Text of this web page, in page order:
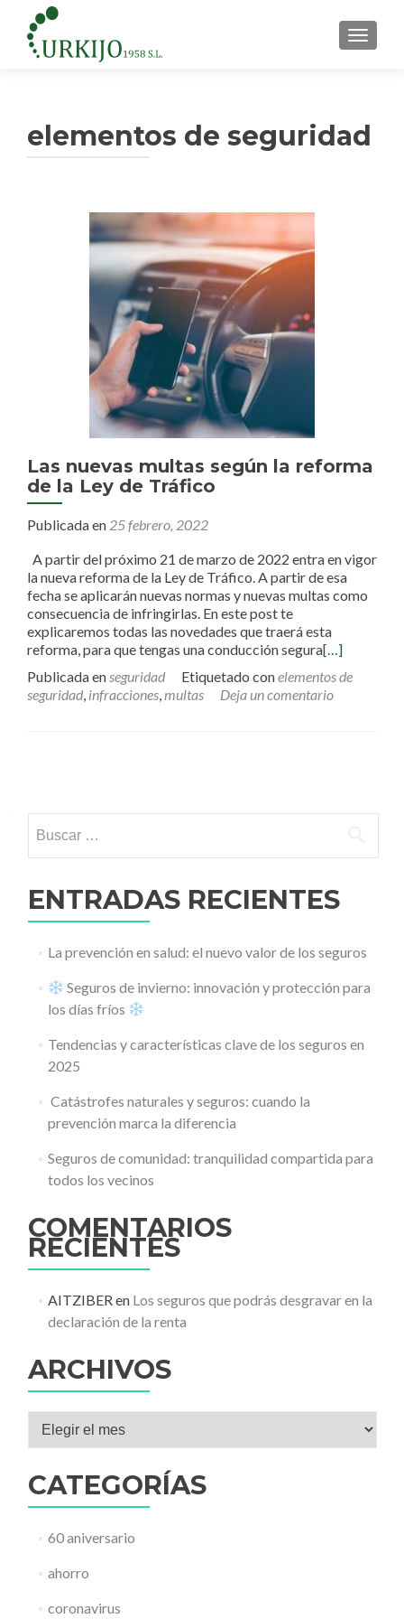
elementos de seguridad
Las nuevas multas según la reforma
de la Ley de Tráfico
Publicada en 25 febrero, 2022
A partir del próximo 21 de marzo de 2022 entra en vigor
la nueva reforma de la Ley de Tráfico. A partir de esa
fecha se aplicarán nuevas normas y nuevas multas como
consecuencia de infringirlas. En este post te
explicaremos todas las novedades que traerá esta
reforma, para que tengas una conducción segura[…]
Publicada enseguridad Etiquetado conelementos de
seguridad, infracciones,multas Deja un comentario
ENTRADAS RECIENTES
La prevención en salud: el nuevo valor de los seguros
Seguros de invierno: innovación y protección para
los días fríos
Tendencias y características clave de los seguros en
2025
️ Catástrofes naturales y seguros: cuando la
prevención marca la diferencia
Seguros de comunidad: tranquilidad compartida para
todos los vecinos
COMENTARIOS
RECIENTES
AITZIBERen Los seguros que podrás desgravar en la
declaración de la renta
ARCHIVOS
Archivos
CATEGORÍAS
60 aniversario
ahorro
coronavirus